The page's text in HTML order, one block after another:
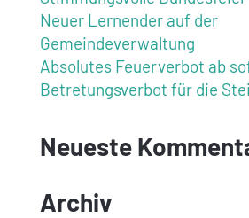
Neuer Lernender auf der
Gemeindeverwaltung
Absolutes Feuerverbot ab
Betretungsverbot für die
Neueste
Archiv